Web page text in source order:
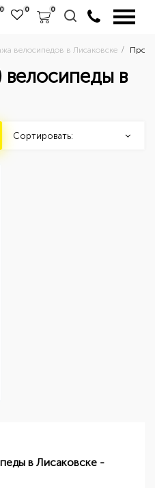
0 0 0
велосипедов в Лисаковске
велосипеды в
Сортировать:
в Лисаковске -